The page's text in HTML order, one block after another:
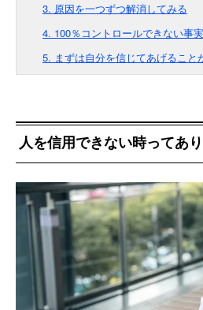
3. 原因を一つずつ解消してみる
4. 100％コントロールできない事
5. まずは自分を信じてあげること
人を信用できない時ってあり